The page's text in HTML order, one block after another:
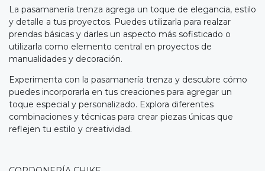
La pasamanería trenza agrega un toque de elegancia, estilo
y detalle a tus proyectos. Puedes utilizarla para realzar
prendas básicas y darles un aspecto más sofisticado o
utilizarla como elemento central en proyectos de
manualidades y decoración.
Experimenta con la pasamanería trenza y descubre cómo
puedes incorporarla en tus creaciones para agregar un
toque especial y personalizado. Explora diferentes
combinaciones y técnicas para crear piezas únicas que
reflejen tu estilo y creatividad.